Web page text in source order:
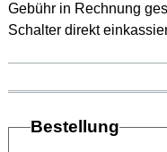
Gebühr in Rechnung
Schalter direkt
Bestellung